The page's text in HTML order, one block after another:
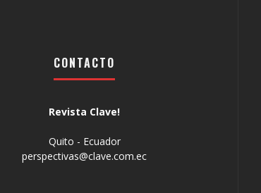
CONTACTO
Revista Clave!
Quito - Ecuador
perspectivas@clave.com.ec